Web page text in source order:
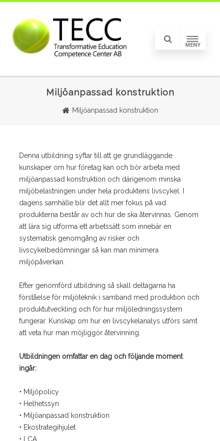
MENY
Miljöanpassad konstruktion
Miljöanpassad konstruktion
Denna utbildning syftar till att ge grundläggande
kunskaper om hur företag kan och bör arbeta med
miljöanpassad konstruktion och därigenom minska
miljöbelastningen under hela produktens livscykel. I
dagens samhälle blir det allt mer fokus på vad
produkterna består av och hur de ska återvinnas. Genom
att lära sig utforma ett arbetssätt som innebär en
systematisk genomgång av risker och
livscykelbedömningar så kan man minimera
miljöpåverkan.
Efter genomförd utbildning så skall deltagarna ha
förståelse för miljöteknik i samband med produktion och
produktutveckling och för hur miljöledningssystem
fungerar. Kunskap om hur en livscykelanalys utförs samt
att veta hur man möjliggör återvinning.
Utbildningen omfattar en dag och följande moment
ingår:
• Miljöpolicy
• Helhetssyn
• Miljöanpassad konstruktion
• Ekostrategihjulet
• LCA